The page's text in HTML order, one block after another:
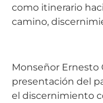
como itinerario
camino,
Monseñor Ernesto
presentación del
el discernimiento